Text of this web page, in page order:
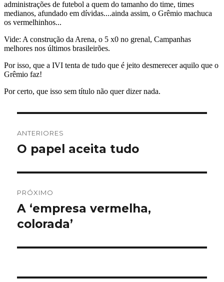
de
ANTERIORES
Post
O papel aceita tudo
PRÓXIMO
Próximo
post:
A ‘empresa vermelha,
colorada’